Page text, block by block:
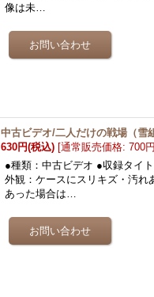
像は未…
中古ビデオ/二人だけの戦場（雪
630円(税込) [通常販売価格: 700
●種類：中古ビデオ ●収録タイ
外観：ケースにスリキズ・汚
あった場合は…